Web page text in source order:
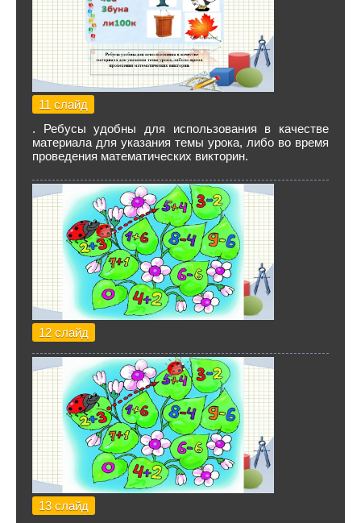
11 слайд
. Ребусы удобны для использования в качестве
материала для указания темы урока, либо во время
проведения математических викторин.
12 слайд
13 слайд